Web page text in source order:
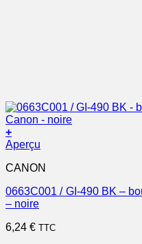
+
Aperçu
CANON
0663C001 / GI-490 BK –
– noire
6,24 € TTC